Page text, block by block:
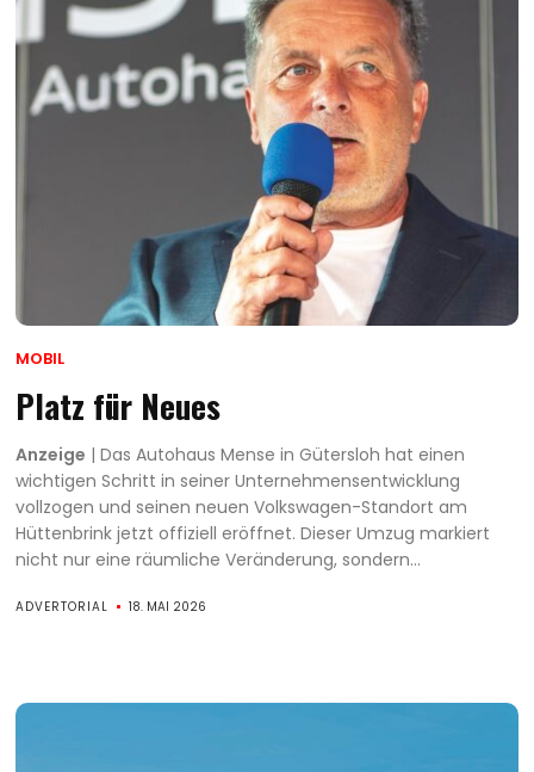
MOBIL
Platz für Neues
Anzeige | Das Autohaus Mense in Gütersloh hat einen
wichtigen Schritt in seiner Unternehmensentwicklung
vollzogen und seinen neuen Volkswagen-Standort am
Hüttenbrink jetzt offiziell eröffnet. Dieser Umzug markiert
nicht nur eine räumliche Veränderung, sondern...
ADVERTORIAL 18. MAI 2026